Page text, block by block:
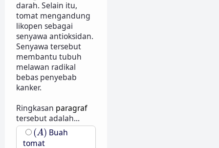
darah. Selain itu,
tomat mengandung
likopen sebagai
senyawa antioksidan.
Senyawa tersebut
membantu tubuh
melawan radikal
bebas penyebab
kanker.
Ringkasan paragraf
tersebut adalah...
(A)
(A) Buah
tomat